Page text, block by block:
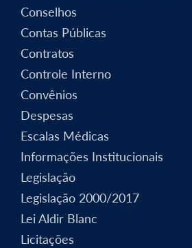
Conselhos
Contas Públicas
Contratos
Controle Interno
Convênios
Despesas
Escalas Médicas
Informações Institucionais
Legislação
Legislação 2000/2017
Lei Aldir Blanc
Licitações